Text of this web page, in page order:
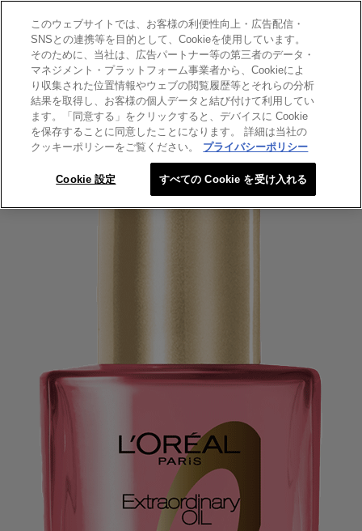
SEARCH THIS SITE
エクストラオーディナリー オイル
エクストラオーディナリー オ
イル エクラアンペリアル 艶髪
オイル ミニ（30ML）
このウェブサイトでは、お客様の利便性向上・広告配信・
SNSとの連携等を目的として、Cookieを使用しています。
そのために、当社は、広告パートナー等の第三者のデータ・
マネジメント・プラットフォーム事業者から、Cookieによ
り収集された位置情報やウェブの閲覧履歴等とそれらの分析
結果を取得し、お客様の個人データと結び付けて利用してい
ます。「同意する」をクリックすると、デバイスに Cookie
を保存することに同意したことになります。 詳細は当社の
クッキーポリシーをご覧ください。
プライバシーポリシー
Cookie 設定 すべての Cookie を受け入れる